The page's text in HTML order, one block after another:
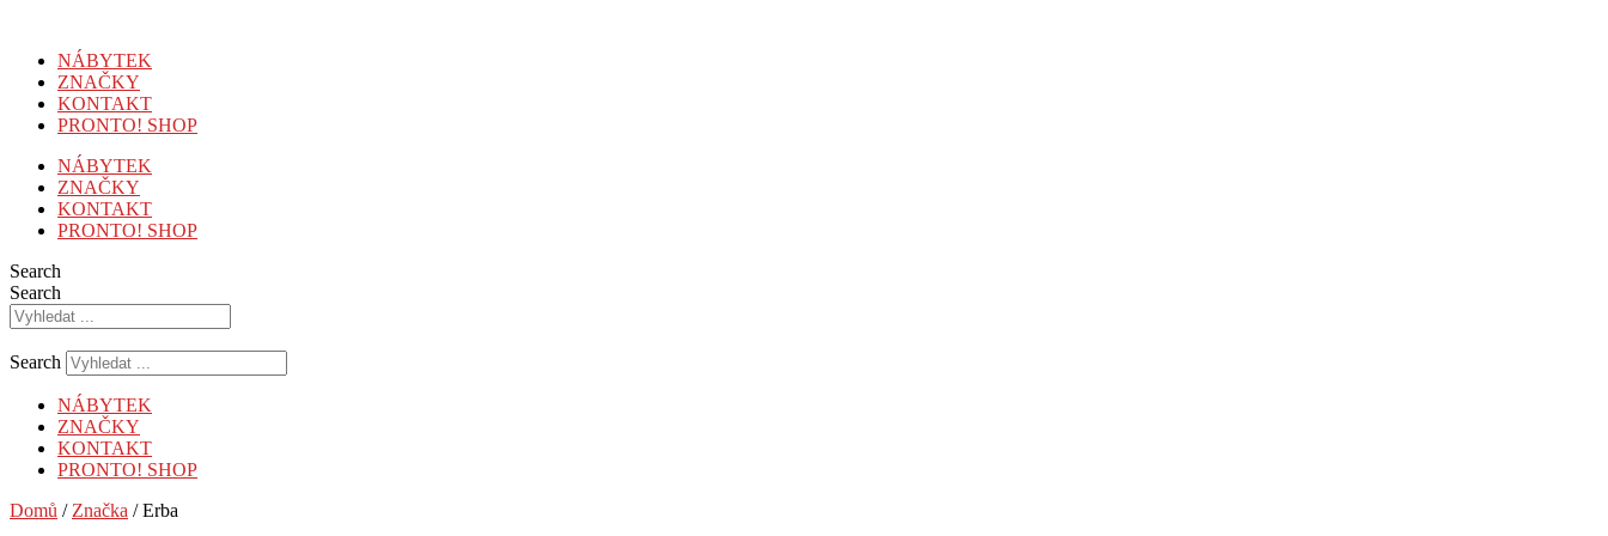
obsahuNÁBYTEK
ZNAČKY
KONTAKT
PRONTO! SHOP
NÁBYTEK
ZNAČKY
KONTAKT
PRONTO! SHOP
Search
Search
Search
NÁBYTEK
ZNAČKY
KONTAKT
PRONTO! SHOP
Domů / Značka / Erba